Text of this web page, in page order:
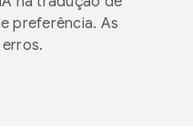
preferência. As